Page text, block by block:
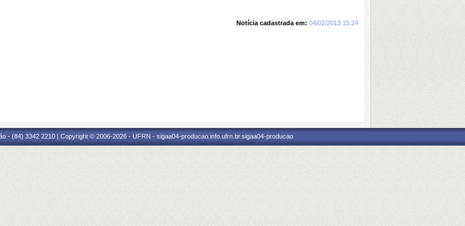
Notícia cadastrada em: 04/02/2013 15:24
- (84) 3342 2210 | Copyright © 2006-2026 - UFRN - sigaa04-producao.info.ufrn.br.sigaa04-producao